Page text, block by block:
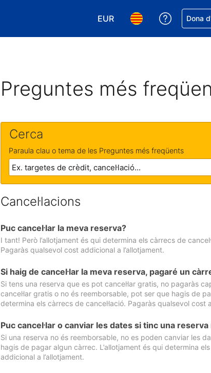
EUR
Tria la moneda. La moneda
Tria l'idioma.
RepDona
Preguntes més
Cerca
Paraula clau o tema de les Preguntes més freqüents
Cancel·lacions
Puc cancel·lar la meva reserva?
I tant! Però l’allotjament és qui determina els càrrecs de
Pagaràs qualsevol cost addicional a l’allotjament.
Si haig de cancel·lar la meva reserva, pagaré un
Si tens una reserva que es pot cancel·lar gratis, no pagaràs
cancel·lar gratis o no és reemborsable, pot ser que hagis de
determina els càrrecs de cancel·lació. Pagaràs qualsevol cost
Puc cancel·lar o canviar les dates si tinc una
Si una reserva no és reemborsable, no es poden canviar les
hagis de pagar algun càrrec. L’allotjament és qui determina
addicional a l’allotjament.